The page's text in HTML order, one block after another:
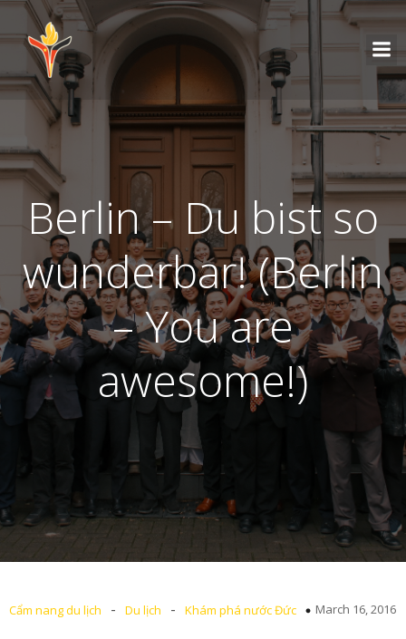
Berlin – Du bist so
wunderbar! (Berlin
– You are
awesome!)
Cẩm nang du lịch - Du lịch - Khám phá nước Đức March 16, 2016